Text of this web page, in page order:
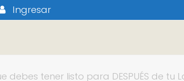
Ingresar
debes tener listo para DESPUÉS de tu